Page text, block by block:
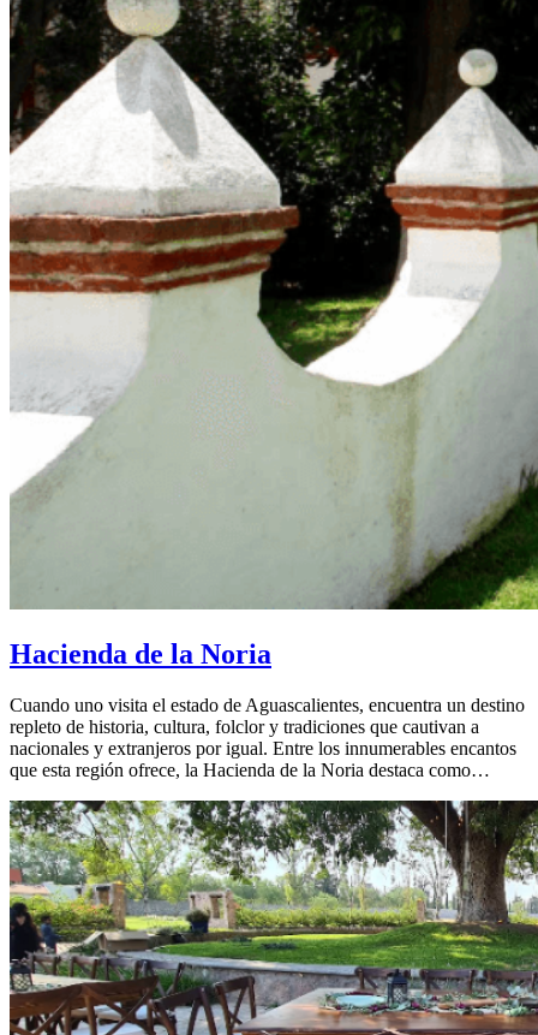
Hacienda de la Noria
Cuando uno visita el estado de Aguascalientes, encuentra un destino
repleto de historia, cultura, folclor y tradiciones que cautivan a
nacionales y extranjeros por igual. Entre los innumerables encantos
que esta región ofrece, la Hacienda de la Noria destaca como…